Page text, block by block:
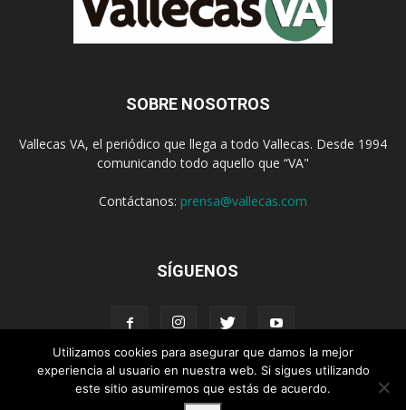
SOBRE NOSOTROS
Vallecas VA, el periódico que llega a todo Vallecas. Desde 1994
comunicando todo aquello que “VA"
Contáctanos: prensa@vallecas.com
SÍGUENOS
Aviso Legal Política de cookies
Utilizamos cookies para asegurar que damos la mejor
experiencia al usuario en nuestra web. Si sigues utilizando
este sitio asumiremos que estás de acuerdo.